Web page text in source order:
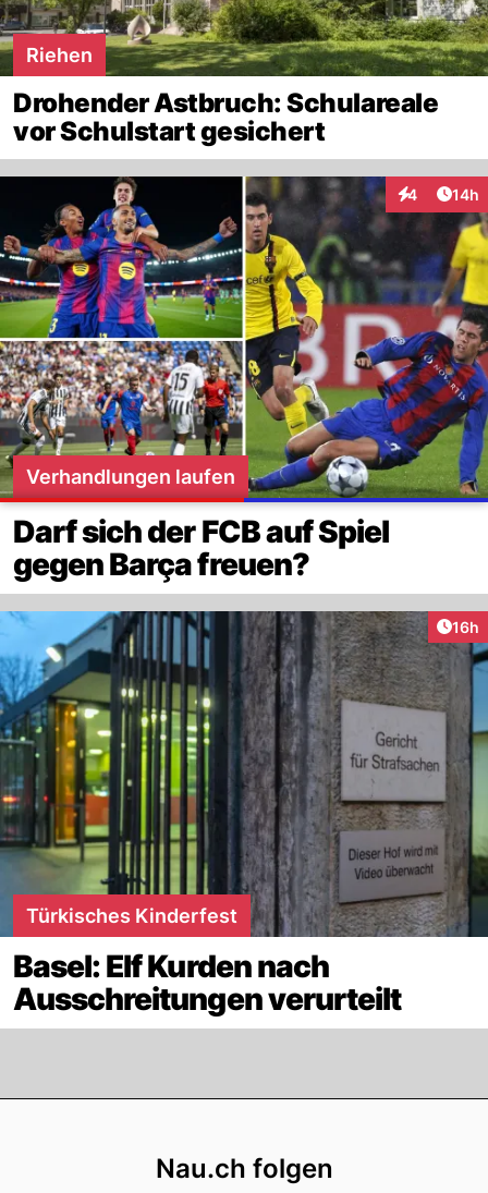
Riehen
Drohender Astbruch: Schulareale
vor Schulstart gesichert
4
Interaktionen
14h
Verhandlungen laufen
Darf sich der FCB auf Spiel
gegen Barça freuen?
16h
Türkisches Kinderfest
Basel: Elf Kurden nach
Ausschreitungen verurteilt
Nau.ch folgen